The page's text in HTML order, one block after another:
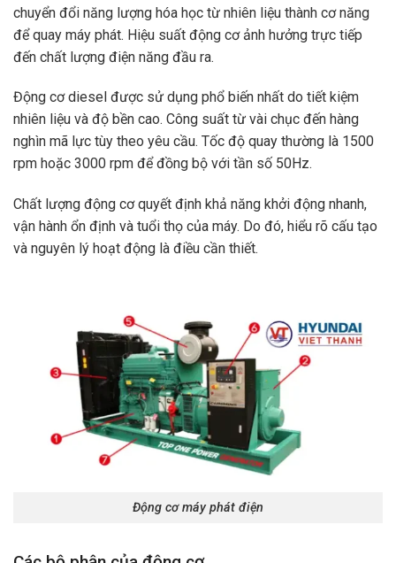
chuyển đổi năng lượng hóa học từ nhiên liệu thành cơ năng
để quay máy phát. Hiệu suất động cơ ảnh hưởng trực tiếp
đến chất lượng điện năng đầu ra.
Động cơ diesel được sử dụng phổ biến nhất do tiết kiệm
nhiên liệu và độ bền cao. Công suất từ vài chục đến hàng
nghìn mã lực tùy theo yêu cầu. Tốc độ quay thường là 1500
rpm hoặc 3000 rpm để đồng bộ với tần số 50Hz.
Chất lượng động cơ quyết định khả năng khởi động nhanh,
vận hành ổn định và tuổi thọ của máy. Do đó, hiểu rõ cấu tạo
và nguyên lý hoạt động là điều cần thiết.
Động cơ máy phát điện